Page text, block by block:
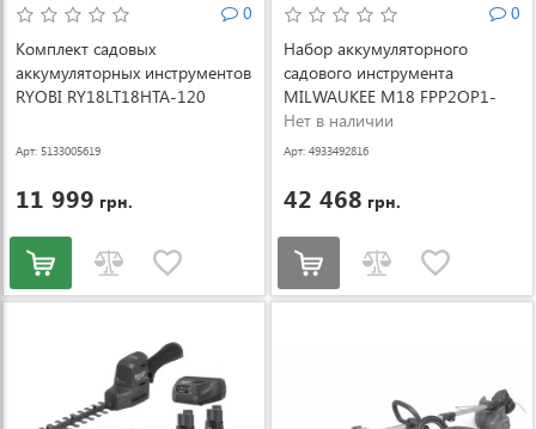
0
Комплект садовых
аккумуляторных инструментов
RYOBI RY18LT18HTA-120
Арт: 5133005619
11 999 грн.
0
Набор аккумуляторного
садового инструмента
MILWAUKEE M18 FPP2OP1-
852 (4933492816)
Нет в наличии
Арт: 4933492816
42 468 грн.